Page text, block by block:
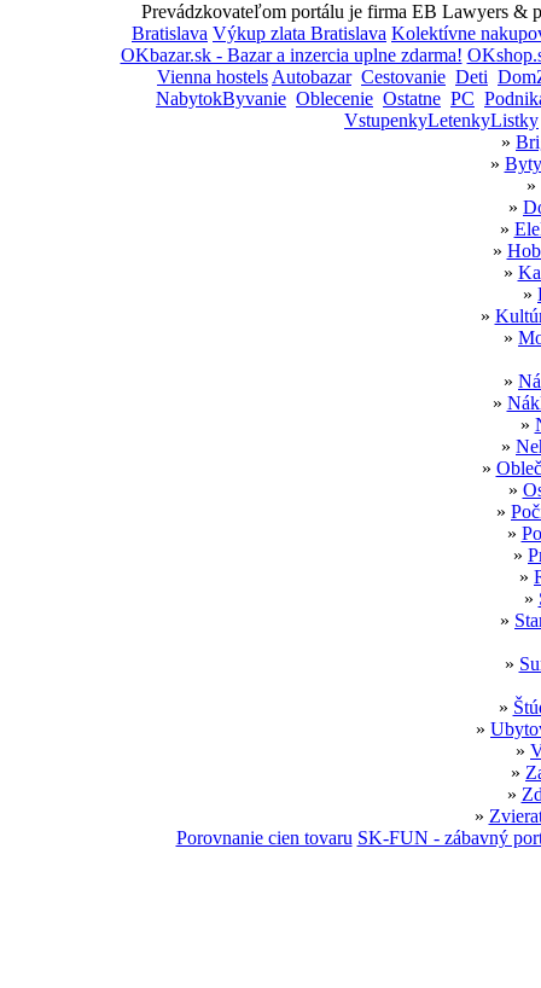
Prevádzkovateľom portálu je firma EB Lawyers &
Bratislava Výkup zlata Bratislava Kolektívne
OKbazar.sk - Bazar a inzercia uplne zdarma!
Vienna hostels Autobazar Cestovanie Deti
NabytokByvanie Oblecenie Ostatne PC
VstupenkyLetenkyListky
»
»
»
»
»
»
»
»
»
»
»
»
»
»
»
»
»
»
»
»
»
»
»
»
»
»
»
»
»
Porovnanie cien tovaru SK-FUN - zábavný